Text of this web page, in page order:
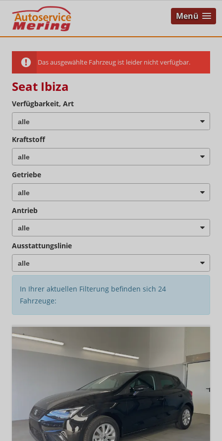
Menü
Das ausgewählte Fahrzeug ist leider nicht verfügbar.
Seat Ibiza
Verfügbarkeit, Art
Kraftstoff
Getriebe
Antrieb
Ausstattungslinie
In Ihrer aktuellen Filterung befinden sich 24
Fahrzeuge: